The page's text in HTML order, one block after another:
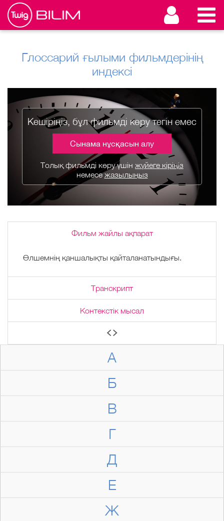
Глоссарий ғылыми фильмдерінің
индексі
А
Б
В
Г
Д
Е
Ж
Кешіріңіз, бұл фильмді көру тегін емес
Сынама нұсқасын алу
Толық фильмді көру үшін жүйеге кіріңіз
немесежазылыңыз
Фильм жайлы ақпарат
Өлшемнің қаншалықты қайталанатындығы.
Транскрипт
Контекстік мысал